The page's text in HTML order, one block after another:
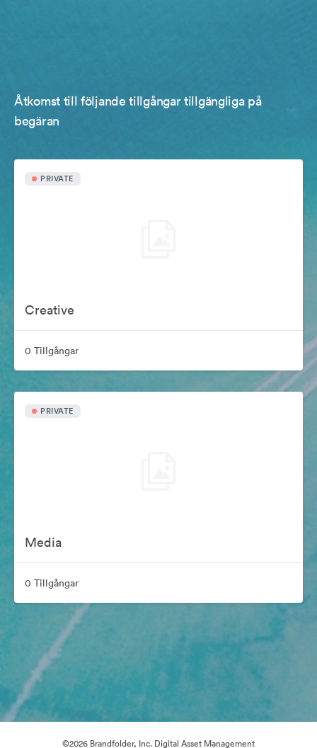
Åtkomst till följande tillgångar tillgängliga på
begäran
PRIVATE
Creative
0 Tillgångar
PRIVATE
Media
0 Tillgångar
©2026 Brandfolder, Inc. Digital Asset Management